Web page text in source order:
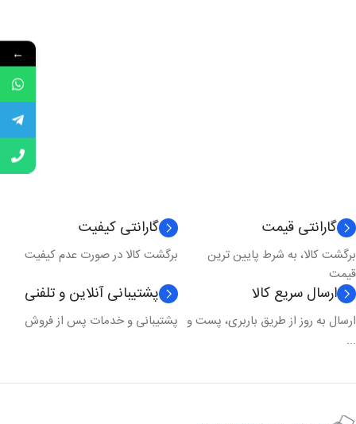
گارانتی قیمت
برگشت کالا، به شرط پایین ترین
قیمت
گارانتی کیفیت
برگشت کالا در صورت عدم کیفیت
ارسال سریع کالا
ارسال به روز از طریق باربری، پست و
...
پشتیبانی آنلاین و تلفنی
پشتیبانی و خدمات پس از فروش
←